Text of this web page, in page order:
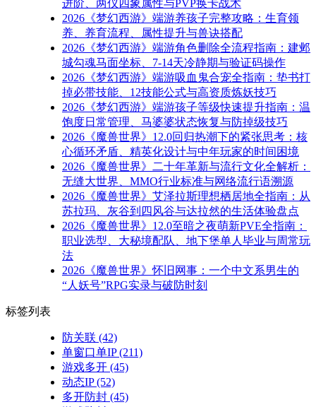
进阶、两仪四象属性与PVP换卡战术
2026《梦幻西游》端游养孩子完整攻略：生育领
养、养育流程、属性提升与兽诀搭配
2026《梦幻西游》端游角色删除全流程指南：建邺
城勾魂马面坐标、7-14天冷静期与验证码操作
2026《梦幻西游》端游吸血鬼合宠全指南：垫书打
掉必带技能、12技能公式与高资质炼妖技巧
2026《梦幻西游》端游孩子等级快速提升指南：温
饱度日常管理、马婆婆状态恢复与防掉级技巧
2026《魔兽世界》12.0回归热潮下的紧张思考：核
心循环矛盾、精英化设计与中年玩家的时间困境
2026《魔兽世界》二十年革新与流行文化全解析：
无缝大世界、MMO行业标准与网络流行语溯源
2026《魔兽世界》艾泽拉斯理想栖居地全指南：从
苏拉玛、灰谷到四风谷与达拉然的生活体验盘点
2026《魔兽世界》12.0至暗之夜萌新PVE全指南：
职业选型、大秘境配队、地下堡单人毕业与周常玩
法
2026《魔兽世界》怀旧网事：一个中文系男生的
“人妖号”RPG实录与破防时刻
标签列表
防关联 (42)
单窗口单IP(211)
游戏多开 (45)
动态IP(52)
多开防封 (45)